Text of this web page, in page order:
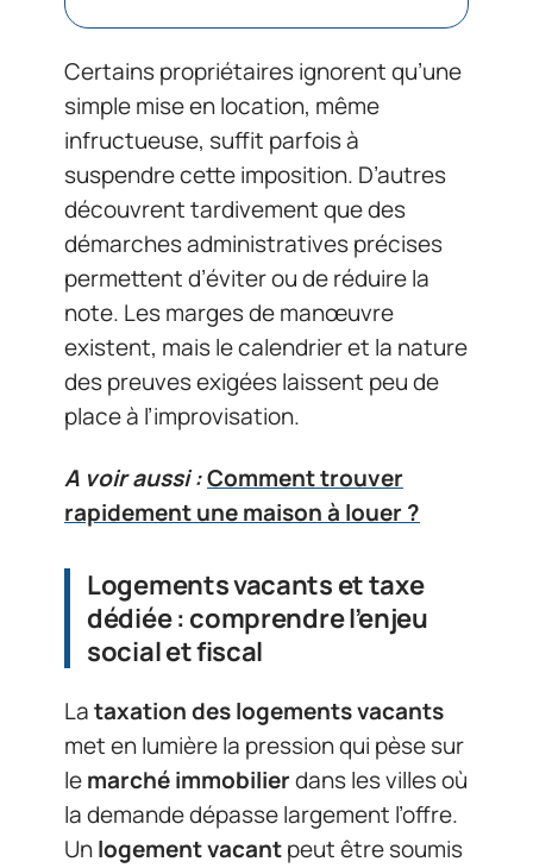
Certains propriétaires ignorent qu’une
simple mise en location, même
infructueuse, suffit parfois à
suspendre cette imposition. D’autres
découvrent tardivement que des
démarches administratives précises
permettent d’éviter ou de réduire la
note. Les marges de manœuvre
existent, mais le calendrier et la nature
des preuves exigées laissent peu de
place à l’improvisation.
A voir aussi :Comment trouver
rapidement une maison à louer ?
Logements vacants et taxe
dédiée : comprendre l’enjeu
social et fiscal
Lataxation des logements vacants
met en lumière la pression qui pèse sur
lemarché immobilierdans les villes où
la demande dépasse largement l’offre.
Unlogement vacantpeut être soumis